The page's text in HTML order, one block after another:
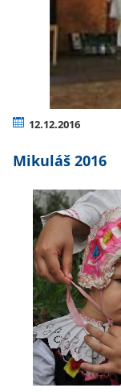
12.12.2016
Mikuláš 2016